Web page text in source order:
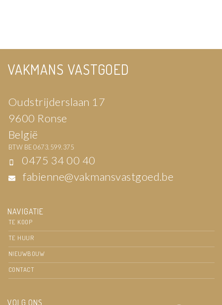
VAKMANS VASTGOED
Oudstrijderslaan 17
9600 Ronse
België
BTW BE 0673.599.375
0475 34 00 40
fabienne@vakmansvastgoed.be
NAVIGATIE
TE KOOP
TE HUUR
NIEUWBOUW
CONTACT
VOLG ONS